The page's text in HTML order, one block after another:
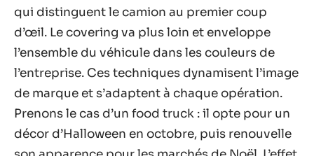
qui distinguent le camion au premier coup
d’œil. Le covering va plus loin et enveloppe
l’ensemble du véhicule dans les couleurs de
l’entreprise. Ces techniques dynamisent l’image
de marque et s’adaptent à chaque opération.
Prenons le cas d’un food truck : il opte pour un
décor d’Halloween en octobre, puis renouvelle